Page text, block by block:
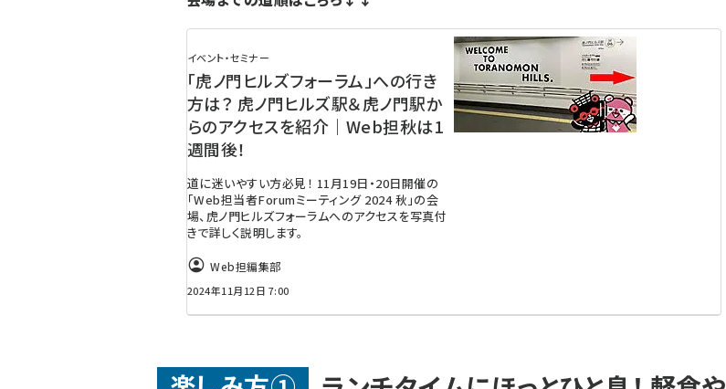
イベント・セミナー
「虎ノ門ヒルズフォーラム」への行き
方は？ 虎ノ門ヒルズ駅＆虎ノ門駅か
らのアクセスを紹介｜Web担秋は1
週間後！
道に迷いやすい方必見！ 11月19日・20日開催の
「Web担当者Forumミーティング 2024 秋」の会
場、虎ノ門ヒルズフォーラムへのアクセスを写真付
きで詳しく説明します。
Web担編集部
2024年11月12日 7:00